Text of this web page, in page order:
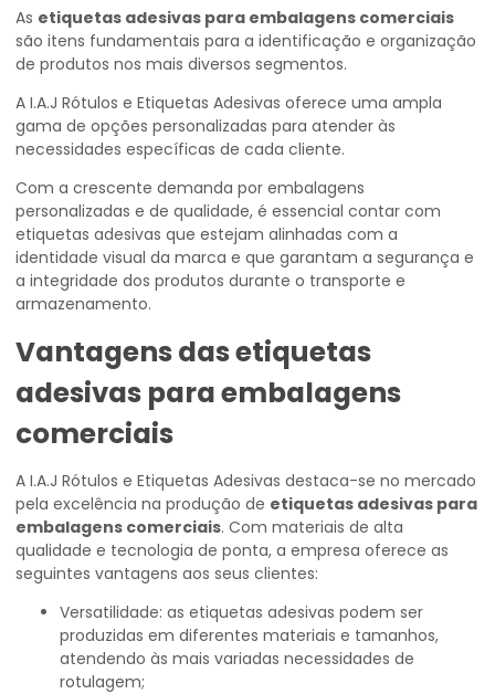
As etiquetas adesivas para embalagens comerciais
são itens fundamentais para a identificação e organização
de produtos nos mais diversos segmentos.
A I.A.J Rótulos e Etiquetas Adesivas oferece uma ampla
gama de opções personalizadas para atender às
necessidades específicas de cada cliente.
Com a crescente demanda por embalagens
personalizadas e de qualidade, é essencial contar com
etiquetas adesivas que estejam alinhadas com a
identidade visual da marca e que garantam a segurança e
a integridade dos produtos durante o transporte e
armazenamento.
Vantagens dasetiquetas
adesivas para embalagens
comerciais
A I.A.J Rótulos e Etiquetas Adesivas destaca-se no mercado
pela excelência na produção de etiquetas adesivas para
embalagens comerciais. Com materiais de alta
qualidade e tecnologia de ponta, a empresa oferece as
seguintes vantagens aos seus clientes:
Versatilidade: as etiquetas adesivas podem ser
produzidas em diferentes materiais e tamanhos,
atendendo às mais variadas necessidades de
rotulagem;